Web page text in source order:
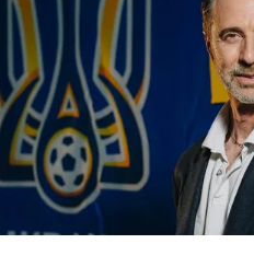
ЧС-2026
ФУТЗАЛ
ІНШІ
БУКМЕКЕРИ